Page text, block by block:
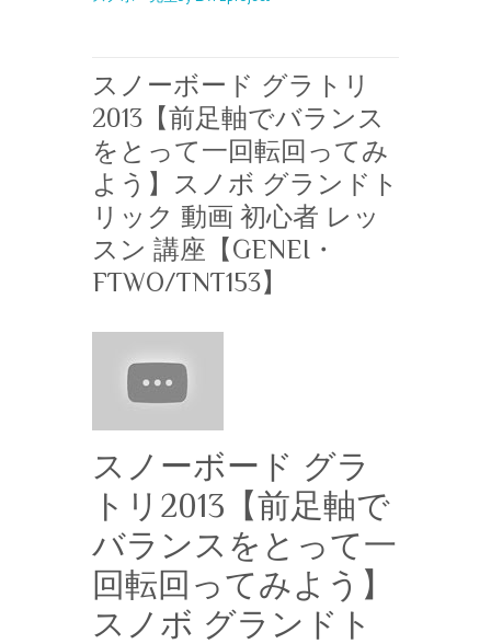
スノーボード グラトリ
2013【前足軸でバランス
をとって一回転回ってみ
よう】スノボ グランドト
リック 動画 初心者 レッ
スン 講座【GENEI・
FTWO/TNT153】
スノーボード グラ
トリ2013【前足軸で
バランスをとって一
回転回ってみよう】
スノボ グランドト